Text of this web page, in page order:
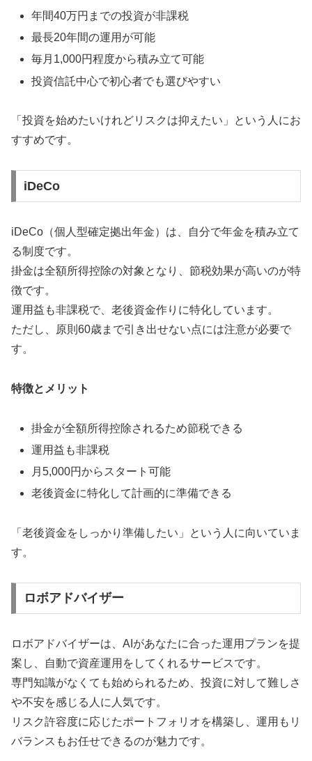
年間40万円までの投資が非課税
最長20年間の運用が可能
毎月1,000円程度から積み立て可能
投資信託中心で初心者でも選びやすい
「投資を始めたいけれどリスクは抑えたい」という人にお
すすめです。
iDeCo
iDeCo（個人型確定拠出年金）は、自分で年金を積み立て
る制度です。
掛金は全額所得控除の対象となり、節税効果が高いのが特
徴です。
運用益も非課税で、老後資金作りに特化しています。
ただし、原則60歳まで引き出せない点には注意が必要で
す。
特徴とメリット
掛金が全額所得控除されるため節税できる
運用益も非課税
月5,000円からスタート可能
老後資金に特化して計画的に準備できる
「老後資金をしっかり準備したい」という人に向いていま
す。
ロボアドバイザー
ロボアドバイザーは、AIがあなたに合った運用プランを提
案し、自動で資産運用をしてくれるサービスです。
専門知識がなくても始められるため、投資に対して難しさ
や不安を感じる人に人気です。
リスク許容度に応じたポートフォリオを構築し、運用もリ
バランスもお任せできるのが魅力です。